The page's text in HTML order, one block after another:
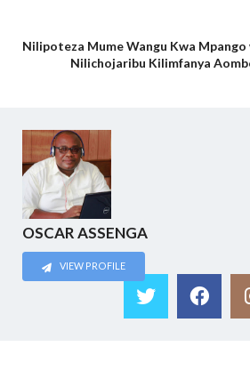
Nilipoteza Mume Wangu Kwa
Nilichojaribu Kilimfanya
OSCAR ASSENGA
VIEW PROFILE